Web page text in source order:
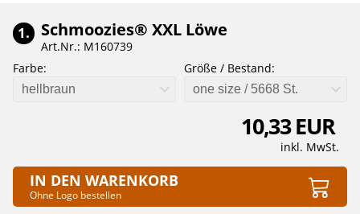
1. Schmoozies® XXL Löwe
Art.Nr.: M160739
Farbe:
hellbraun
Größe / Bestand:
one size / 5668 St.
10,33 EUR
inkl. MwSt.
IN DEN WARENKORB
Ohne Logo bestellen